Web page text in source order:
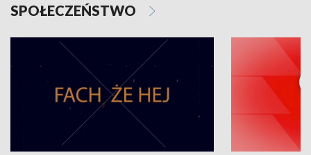
SPOŁECZEŃSTWO